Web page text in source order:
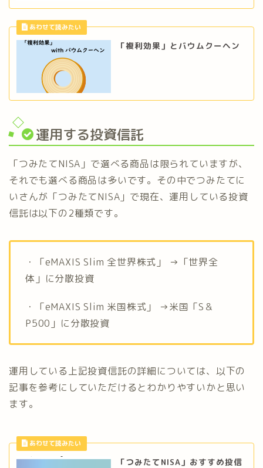
「複利効果」とバウムクーヘン
運用する投資信託
「つみたてNISA」で選べる商品は限られていますが、
それでも選べる商品は多いです。その中でつみたてに
いさんが「つみたてNISA」で現在、運用している投資
信託は以下の2種類です。
・「eMAXIS Slim 全世界株式」 →「世界全
体」に分散投資
・「eMAXIS Slim 米国株式」 →米国「S＆
P500」に分散投資
運用している上記投資信託の詳細については、以下の
記事を参考にしていただけるとわかりやすいかと思い
ます。
「つみたてNISA」おすすめ投信